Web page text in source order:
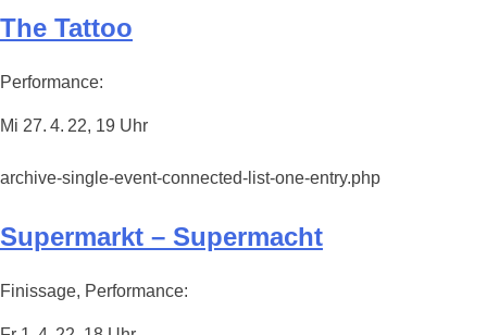
The Tattoo
Performance:
Mi 27. 4. 22, 19 Uhr
archive-single-event-connected-list-one-entry.php
Supermarkt – Supermacht
Finissage, Performance: